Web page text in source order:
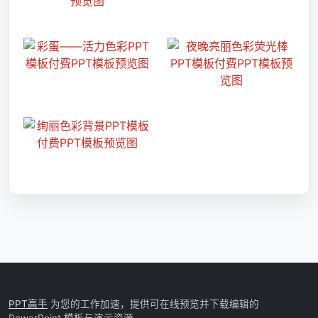
PPT高手 为您的工作加速，提供可在线预览并下载编辑的